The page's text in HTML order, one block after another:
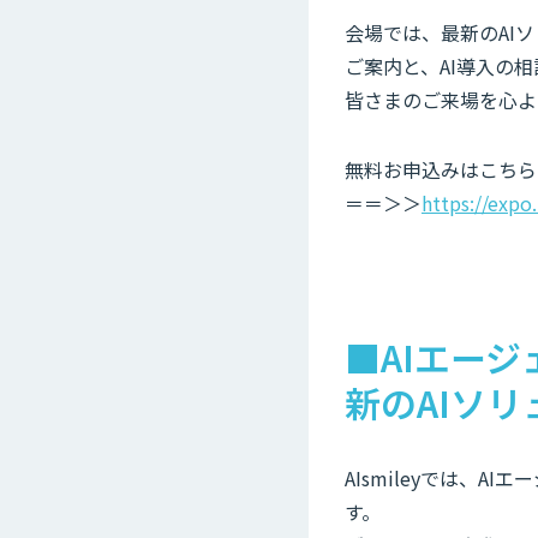
会場では、最新のAI
ご案内と、AI導入の
皆さまのご来場を心
無料お申込みはこちら
＝＝＞＞https://
■AIエージ
新のAIソリ
AIsmileyでは、AIエ
す。